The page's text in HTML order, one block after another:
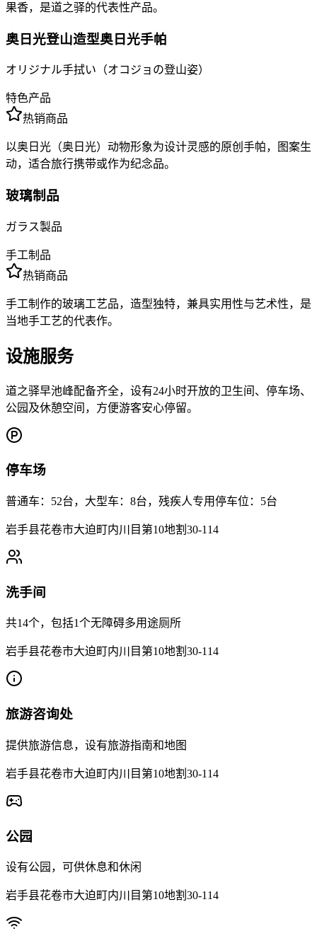
果香，是道之驿的代表性产品。
奥日光登山造型奥日光手帕
オリジナル手拭い（オコジョの登山姿）
特色产品
热销商品
以奥日光（奥日光）动物形象为设计灵感的原创手帕，图案生
动，适合旅行携带或作为纪念品。
玻璃制品
ガラス製品
手工制品
热销商品
手工制作的玻璃工艺品，造型独特，兼具实用性与艺术性，是
当地手工艺的代表作。
设施服务
道之驿早池峰配备齐全，设有24小时开放的卫生间、停车场、
公园及休憩空间，方便游客安心停留。
停车场
普通车：52台，大型车：8台，残疾人专用停车位：5台
岩手县花卷市大迫町内川目第10地割30-114
洗手间
共14个，包括1个无障碍多用途厕所
岩手县花卷市大迫町内川目第10地割30-114
旅游咨询处
提供旅游信息，设有旅游指南和地图
岩手县花卷市大迫町内川目第10地割30-114
公园
设有公园，可供休息和休闲
岩手县花卷市大迫町内川目第10地割30-114